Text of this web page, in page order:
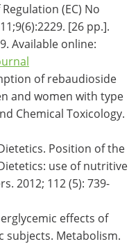
(EC) No
[26 pp.].
Available online:
of rebaudioside
and women with type
Chemical Toxicology.
Position of the
use of nutritive
2012; 112 (5): 739-
effects of
subjects. Metabolism.